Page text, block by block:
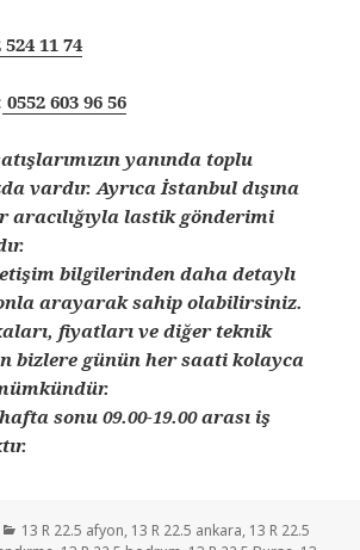
524 11 74
0552 603 96 56
yanında toplu
vardır. Ayrıca İstanbul dışına
aracılığıyla lastik gönderimi
bilgilerinden daha detaylı
arayarak sahip olabilirsiniz.
fiyatları ve diğer teknik
bizlere günün her saati kolayca
sonu 09.00-19.00 arası iş
Kategoriler
13 R 22.5 afyon, 13 R 22.5 ankara, 13 R 22.5